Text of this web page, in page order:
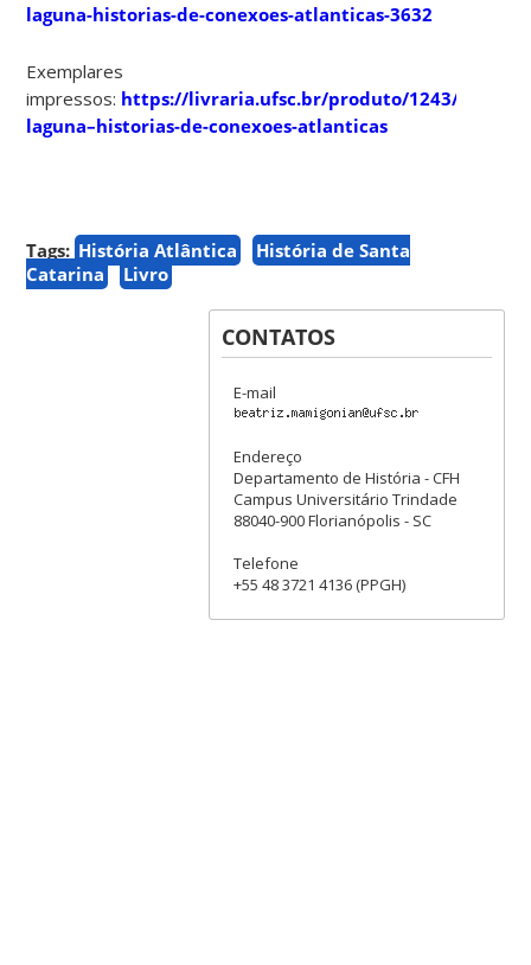
laguna-historias-de-conexoes-atlanticas-3632
Exemplares
impressos: https://livraria.ufsc.br/produto/1243/
laguna–historias-de-conexoes-atlanticas
Tags: História Atlântica
História de Santa
Catarina
Livro
CONTATOS
E-mail
Endereço
Departamento de História - CFH
Campus Universitário Trindade
88040-900 Florianópolis - SC
Telefone
+55 48 3721 4136 (PPGH)